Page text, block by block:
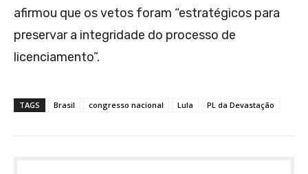
afirmou que os vetos foram “estratégicos para
preservar a integridade do processo de
licenciamento”.
TAGS Brasil congresso nacional Lula PL da Devastação